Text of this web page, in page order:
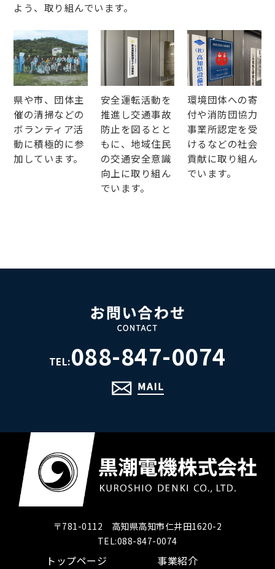
よう、取り組んでいます。
県や市、団体主
催の清掃などの
ボランティア活
動に積極的に参
加しています。
安全運転活動を
推進し交通事故
防止を図るとと
もに、地域住民
の交通安全意識
向上に取り組ん
でいます。
環境団体への寄
付や消防団協力
事業所認定を受
けるなどの社会
貢献に取り組ん
でいます。
TEL:088-847-0074
〒781-0112 高知県高知市仁井田1620-2
TEL:088-847-0074
トップページ
事業紹介